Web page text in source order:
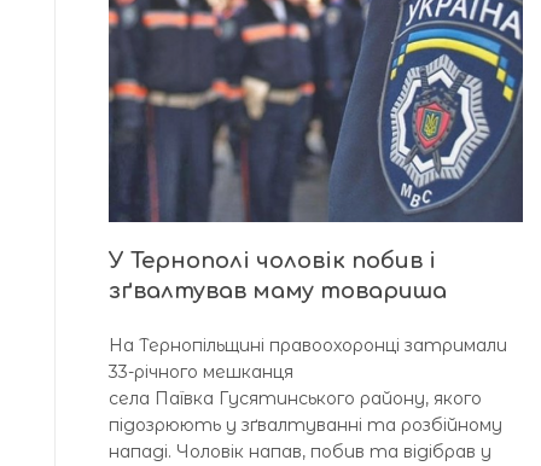
У Тернополі чоловік побив і
зґвалтував маму товариша
На Тернопільщині правоохоронці затримали
33-річного мешканця
села Паївка Гусятинського району, якого
підозрюють у зґвалтуванні та розбійному
нападі. Чоловік напав, побив та відібрав у